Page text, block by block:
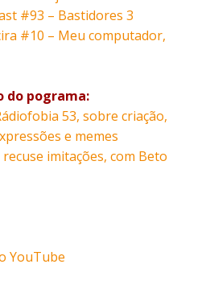
#93 – Bastidores 3
#10 – Meu computador,
do pograma:
53, sobre criação,
e memes
imitações, com Beto
YouTube